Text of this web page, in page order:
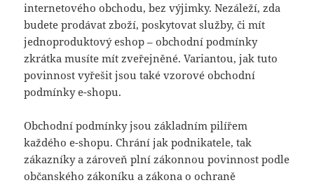
internetového obchodu, bez výjimky. Nezáleží, zda
budete prodávat zboží, poskytovat služby, či mít
jednoproduktový eshop – obchodní podmínky
zkrátka musíte mít zveřejněné. Variantou, jak tuto
povinnost vyřešit jsou také vzorové obchodní
podmínky e-shopu.
Obchodní podmínky jsou základním pilířem
každého e-shopu. Chrání jak podnikatele, tak
zákazníky a zároveň plní zákonnou povinnost podle
občanského zákoníku a zákona o ochraně